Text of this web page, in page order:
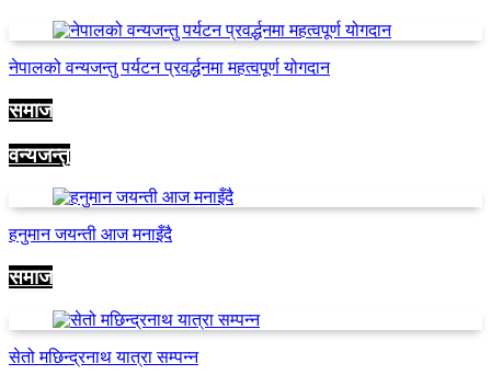
नेपालको वन्यजन्तु पर्यटन प्रवर्द्धनमा महत्वपूर्ण योगदान
समाज
वन्यजन्तु
हनुमान जयन्ती आज मनाइँदै
समाज
सेतो मछिन्द्रनाथ यात्रा सम्पन्न